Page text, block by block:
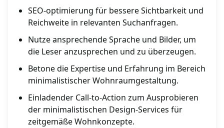
SEO-optimierung für bessere Sichtbarkeit und
Reichweite in relevanten Suchanfragen.
Nutze ansprechende Sprache und Bilder, um
die Leser anzusprechen und zu überzeugen.
Betone die Expertise und Erfahrung im Bereich
minimalistischer Wohnraumgestaltung.
Einladender Call-to-Action zum Ausprobieren
der minimalistischen Design-Services für
zeitgemäße Wohnkonzepte.